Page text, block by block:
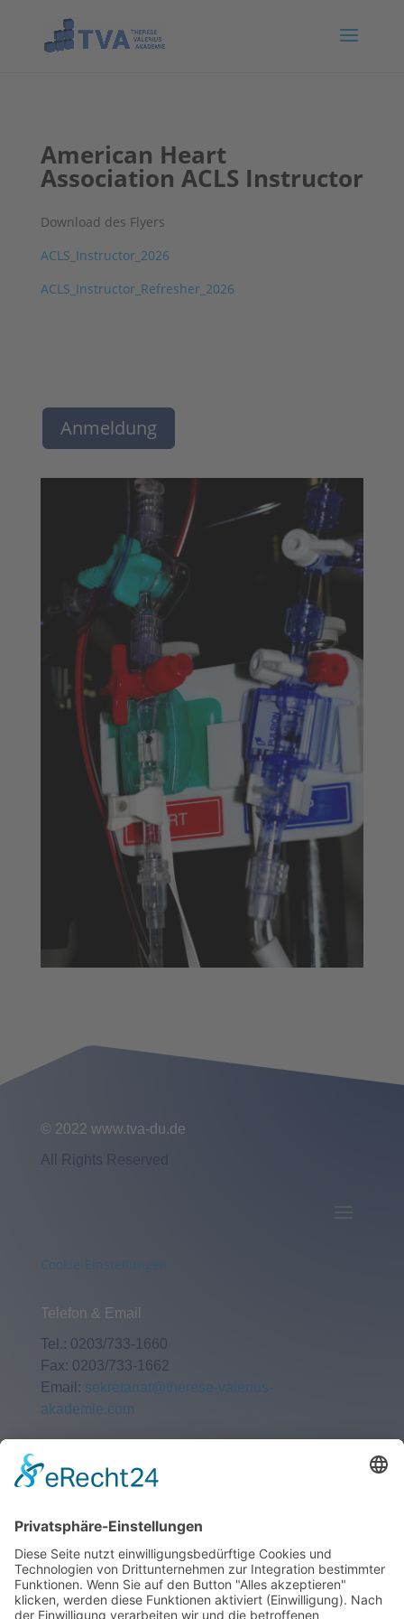
American Heart
Association ACLS Instructor
Download des Flyers
ACLS_Instructor_2026
ACLS_Instructor_Refresher_2026
Anmeldung
© 2022 www.tva-du.de
All Rights Reserved
Cookie-Einstellungen
Telefon & Email
Tel.: 0203/733-1660
Fax: 0203/733-1662
Email: sekretariat@therese-valerius-
akademie.com
Anschrift
Therese – Valerius – Akademie
für Gesundheitsberufe Duisburg e.V
c/o Sana Kliniken Duisburg GmbH